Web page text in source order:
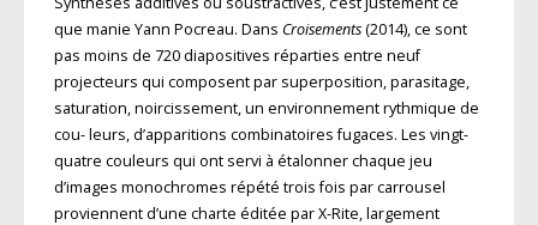
que manie Yann Pocreau. Dans Croisements(2014), ce sont
pas moins de 720 diapositives réparties entre neuf
projecteurs qui composent par superposition, parasitage,
saturation, noircissement, un environnement rythmique de
cou- leurs, d’apparitions combinatoires fugaces. Les vingt-
quatre couleurs qui ont servi à étalonner chaque jeu
d’images monochromes répété trois fois par carrousel
proviennent d’une charte éditée par X-Rite, largement